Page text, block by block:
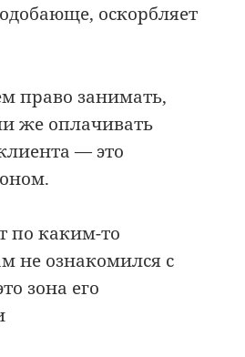
оскорбляет
право занимать,
же оплачивать
— это
по каким-то
не ознакомился с
зона его